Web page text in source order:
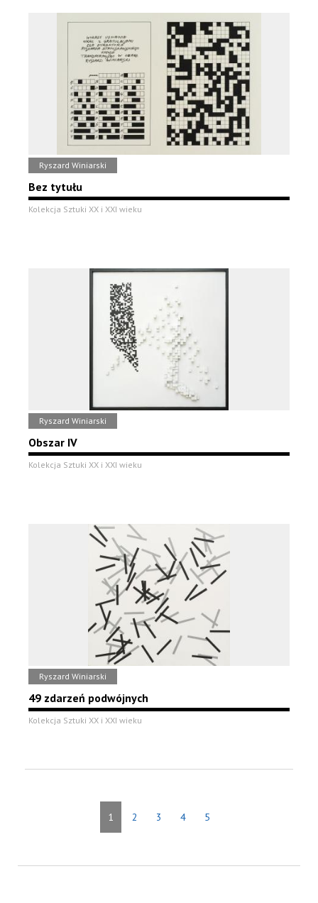
Ryszard Winiarski
Bez tytułu
Kolekcja Sztuki XX i XXI wieku
Ryszard Winiarski
Obszar IV
Kolekcja Sztuki XX i XXI wieku
Ryszard Winiarski
49 zdarzeń podwójnych
Kolekcja Sztuki XX i XXI wieku
1 2 3 4 5